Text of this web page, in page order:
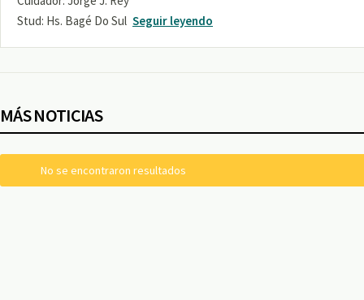
Stud: Hs. Bagé Do Sul Seguir leyendo
MÁS NOTICIAS
No se encontraron resultados